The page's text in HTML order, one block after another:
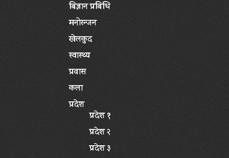
बिज्ञान प्रबिधि
मनोरन्जन
खेलकुद
स्वास्थ्य
प्रवास
कला
प्रदेश
प्रदेश १
प्रदेश २
प्रदेश ३